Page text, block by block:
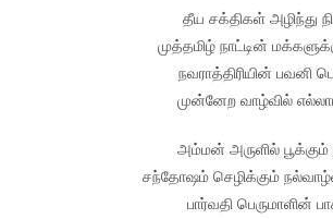
தீய சக்திகள் அழிந்து
முத்தமிழ் நாட்டின்
நவராத்திரியின் பவனி
முன்னேற வாழ்வில்
அம்மன் அருளில்
சந்தோஷம் செழிக்கும்
பார்வதி பெருமாளின்